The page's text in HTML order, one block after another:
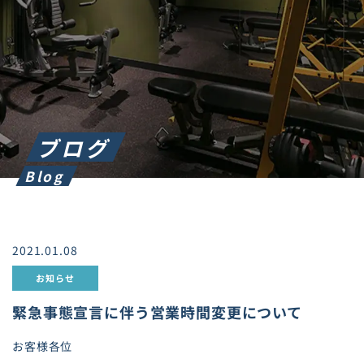
ブログ
Blog
2021.01.08
お知らせ
緊急事態宣言に伴う営業時間変更について
お客様各位